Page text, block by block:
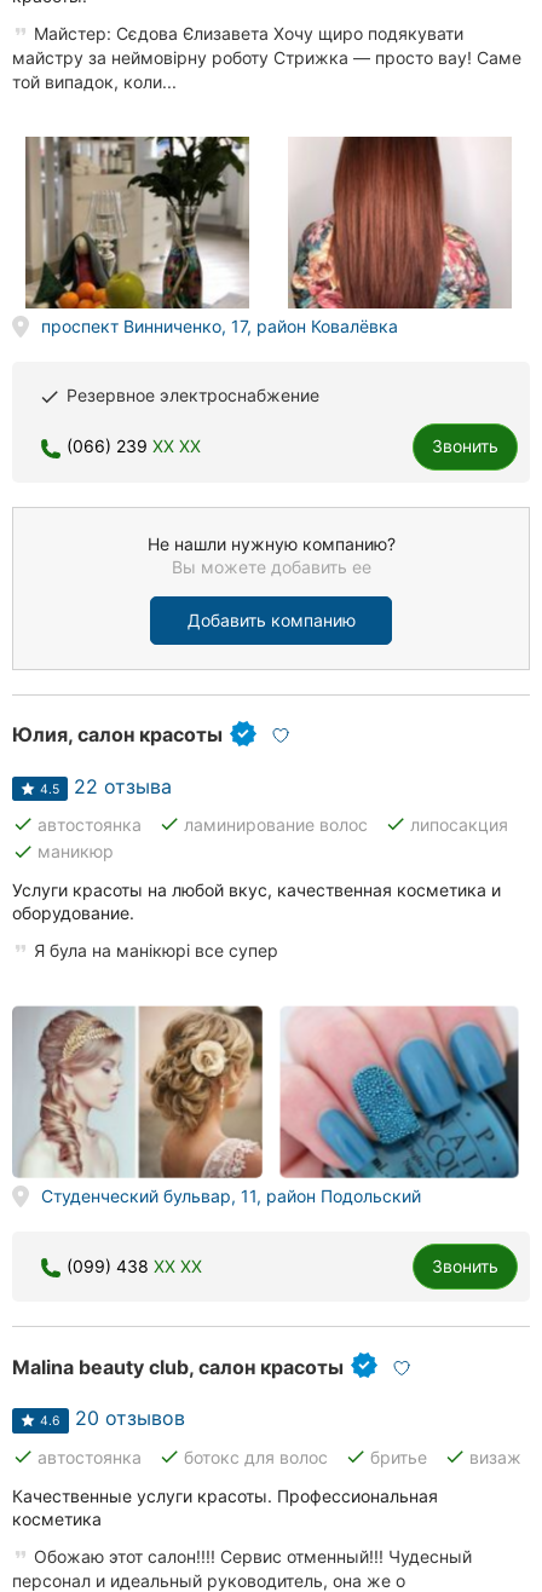
Майстер: Сєдова Єлизавета Хочу щиро подякувати
майстру за неймовірну роботу Стрижка — просто вау! Саме
той випадок, коли...
проспект Винниченко, 17, район Ковалёвка
done Резервное электроснабжение
(066) 239 XX XX Звонить
Не нашли нужную компанию?
Вы можете добавить ее
Добавить компанию
Юлия, салон красоты
4.5 22 отзыва
done автостоянка done ламинирование волос done липосакция
done маникюр
Услуги красоты на любой вкус, качественная косметика и
оборудование.
Я була на манікюрі все супер
Студенческий бульвар, 11, район Подольский
(099) 438 XX XX Звонить
Malina beauty club, салон красоты
4.6 20 отзывов
done автостоянка done ботокс для волос done бритье done визаж
Качественные услуги красоты. Профессиональная
косметика
Обожаю этот салон!!!! Сервис отменный!!! Чудесный
персонал и идеальный руководитель, она же о